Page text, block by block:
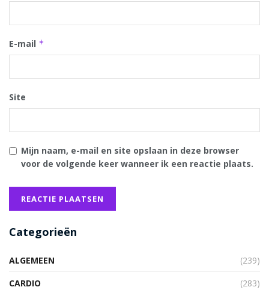
E-mail *
Site
Mijn naam, e-mail en site opslaan in deze browser
voor de volgende keer wanneer ik een reactie plaats.
Categorieën
ALGEMEEN
(239)
CARDIO
(283)